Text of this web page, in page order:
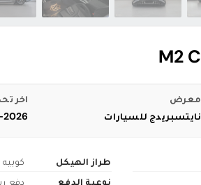
معرض
نايتسبريدج للسيارات
اخر
طراز الهيكل
نوعية الدفع
دفع